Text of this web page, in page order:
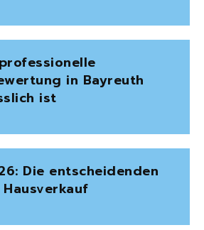
in Bayreuth
ist
Die entscheidenden